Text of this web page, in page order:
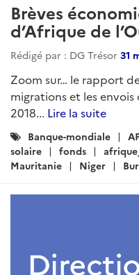
Brèves
d’Afrique de
Rédigé par : DG Trésor 31
Zoom sur… le rapport
migrations et les
2018... Lire la suite
Catégories
:
Banque-mondiale
solaire
fonds
Mauritanie
Niger